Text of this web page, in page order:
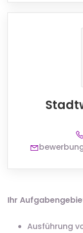
Ihr
Ausführung